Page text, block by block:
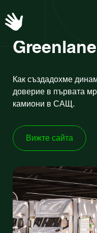
Greenlane
Как създадохме
доверие в първата
камиони в САЩ.
Вижте сайта
Вижте сайта